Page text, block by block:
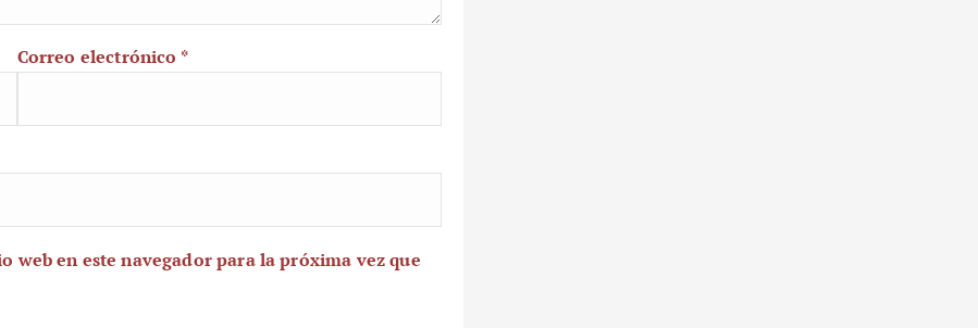
Correo electrónico *
en este navegador para la próxima vez que